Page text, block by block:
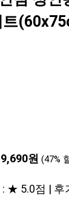
9,690원 (47%
★ 5.0점 | 후